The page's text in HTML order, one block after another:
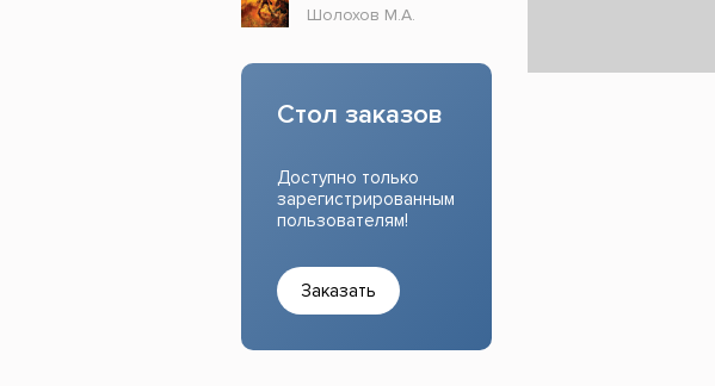
Шолохов М.А.
Стол заказов
Доступно только
зарегистрированным
пользователям!
Заказать